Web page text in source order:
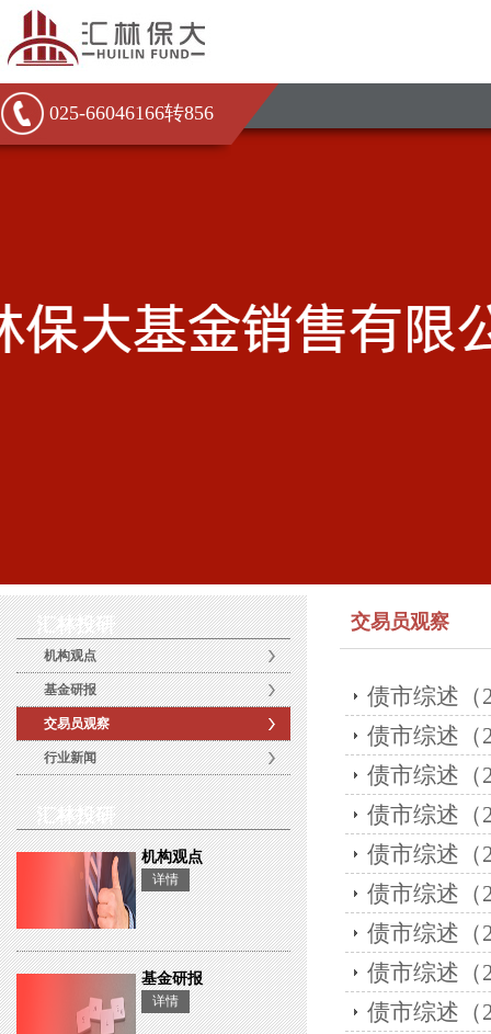
025-66046166转856
汇林投研
机构观点
基金研报
交易员观察
行业新闻
汇林投研
机构观点
详情
基金研报
详情
交易员观察
债市综述（
债市综述（
债市综述（
债市综述（
债市综述（
债市综述（
债市综述（
债市综述（
债市综述（